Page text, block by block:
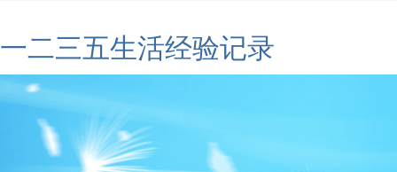
一二三五生活经验记录